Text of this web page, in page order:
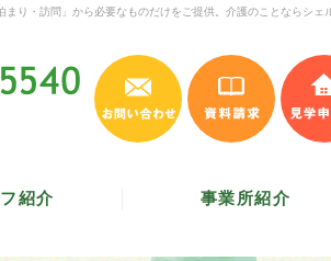
まり・訪問」から必要なものだけをご提供。介護のことならシェ
045-620-5540
受付時間 9:30～17:30／ 定休日
お問い合わせ 資料請
紹介 事業所紹介